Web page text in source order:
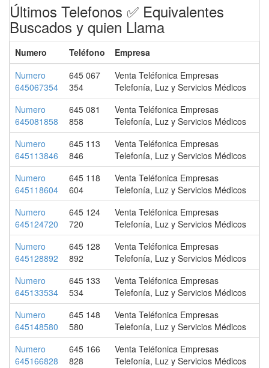
Últimos Telefonos ✅ Equivalentes
Buscados y quien Llama
Numero Teléfono
Empresa
Numero
645067354
645 067
354
Venta Teléfonica Empresas
Telefonía, Luz y Servicios Médicos
Numero
645081858
645 081
858
Venta Teléfonica Empresas
Telefonía, Luz y Servicios Médicos
Numero
645113846
645 113
846
Venta Teléfonica Empresas
Telefonía, Luz y Servicios Médicos
Numero
645118604
645 118
604
Venta Teléfonica Empresas
Telefonía, Luz y Servicios Médicos
Numero
645124720
645 124
720
Venta Teléfonica Empresas
Telefonía, Luz y Servicios Médicos
Numero
645128892
645 128
892
Venta Teléfonica Empresas
Telefonía, Luz y Servicios Médicos
Numero
645133534
645 133
534
Venta Teléfonica Empresas
Telefonía, Luz y Servicios Médicos
Numero
645148580
645 148
580
Venta Teléfonica Empresas
Telefonía, Luz y Servicios Médicos
Numero
645166828
645 166
828
Venta Teléfonica Empresas
Telefonía, Luz y Servicios Médicos